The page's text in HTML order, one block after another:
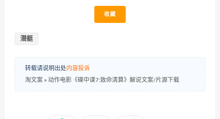
收藏
潜艇
转载请说明出处内容投诉
淘文案 » 动作电影《碟中谍7:致命清算》解说文案/片源下载